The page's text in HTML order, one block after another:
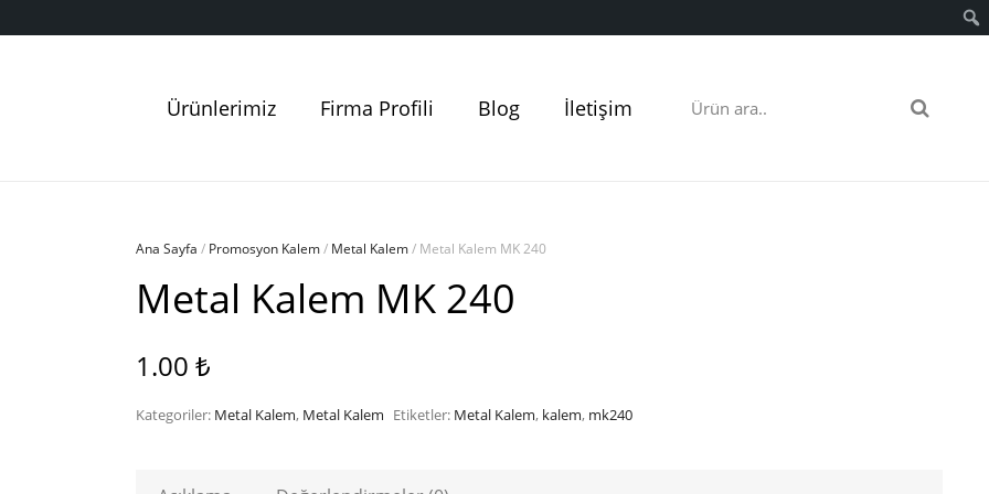
Ürünlerimiz Firma Profili Blog İletişim
Ana Sayfa / Promosyon Kalem/ Metal Kalem/ Metal Kalem MK 240
Metal Kalem MK 240
1.00₺
Kategoriler: Metal Kalem, Metal Kalem Etiketler: Metal Kalem, kalem, mk240